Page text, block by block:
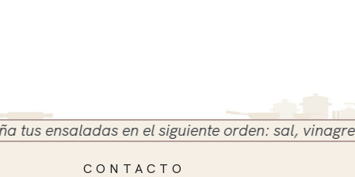
en el siguiente orden: sal, vinagre y
CONTACTO